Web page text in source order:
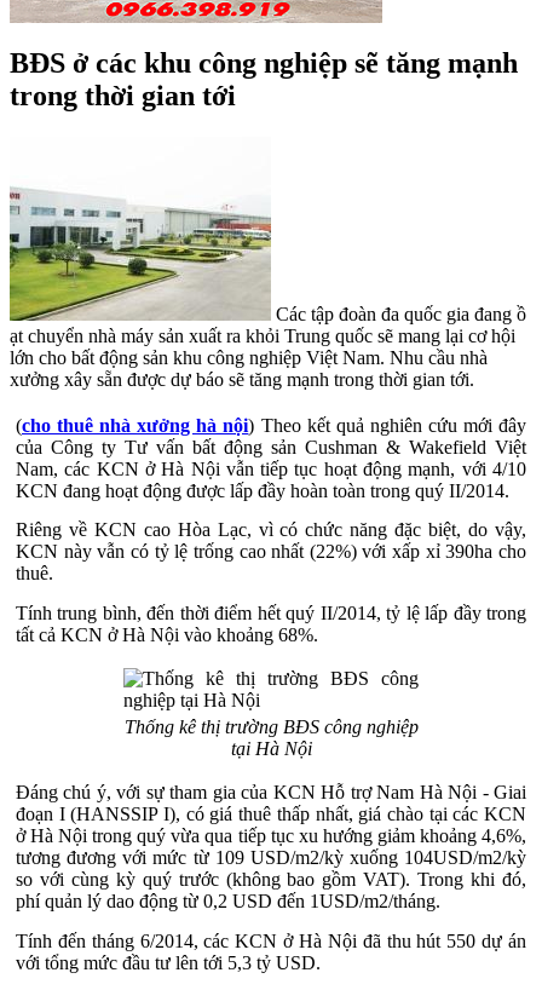
BĐS ở các khu công nghiệp sẽ tăng mạnh
trong thời gian tới
Các tập đoàn đa quốc gia đang ồ
ạt chuyển nhà máy sản xuất ra khỏi Trung quốc sẽ mang lại cơ hội
lớn cho bất động sản khu công nghiệp Việt Nam. Nhu cầu nhà
xưởng xây sẵn được dự báo sẽ tăng mạnh trong thời gian tới.
(cho thuê nhà xưởng hà nội) Theo kết quả nghiên cứu mới đây
của Công ty Tư vấn bất động sản Cushman & Wakefield Việt
Nam, các KCN ở Hà Nội vẫn tiếp tục hoạt động mạnh, với 4/10
KCN đang hoạt động được lấp đầy hoàn toàn trong quý II/2014.
Riêng về KCN cao Hòa Lạc, vì có chức năng đặc biệt, do vậy,
KCN này vẫn có tỷ lệ trống cao nhất (22%) với xấp xỉ 390ha cho
thuê.
Tính trung bình, đến thời điểm hết quý II/2014, tỷ lệ lấp đầy trong
tất cả KCN ở Hà Nội vào khoảng 68%.
Thống kê thị trường BĐS công nghiệp
tại Hà Nội
Đáng chú ý, với sự tham gia của KCN Hỗ trợ Nam Hà Nội - Giai
đoạn I (HANSSIP I), có giá thuê thấp nhất, giá chào tại các KCN
ở Hà Nội trong quý vừa qua tiếp tục xu hướng giảm khoảng 4,6%,
tương đương với mức từ 109 USD/m2/kỳ xuống 104USD/m2/kỳ
so với cùng kỳ quý trước (không bao gồm VAT). Trong khi đó,
phí quản lý dao động từ 0,2 USD đến 1USD/m2/tháng.
Tính đến tháng 6/2014, các KCN ở Hà Nội đã thu hút 550 dự án
với tổng mức đầu tư lên tới 5,3 tỷ USD.